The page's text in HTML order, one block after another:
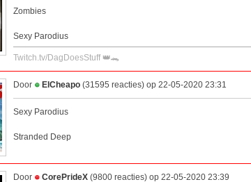
Zombies
Sexy Parodius
Twitch.tv/DagDoesStuff 👑🐊
Door ElCheapo (31595 reacties) op 22-05-2020 23:31
Sexy Parodius
Stranded Deep
Door CorePrideX (9800 reacties) op 22-05-2020 23:39